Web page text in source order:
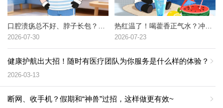
2026-07-30 2026-07-23
健康护航出大招！随时有医疗团队为你服务是什么样的体验？
2026-03-13
断网、收手机？假期和“神兽”过招，这样做更有效~